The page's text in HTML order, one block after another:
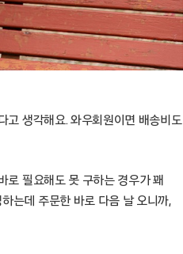
고 생각해요. 와우회원이면 배송비도
로 필요해도 못 구하는 경우가 꽤
는데 주문한 바로 다음 날 오니까,